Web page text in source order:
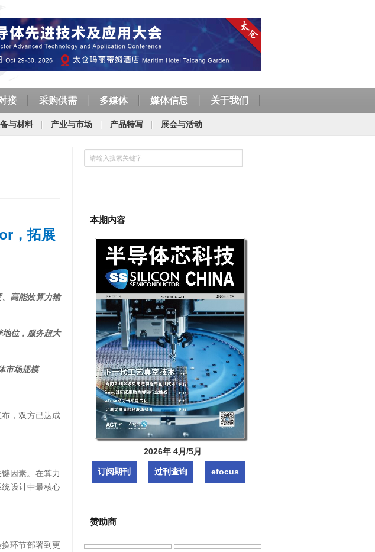
接 采购供需 多媒体 媒体信息 关于我们
与材料 产业与市场 产品特写 展会与活动
，拓展
高能效算力输
位，服务超大
市场规模
布，双方已达成
因素。在算力
设计中最核心
环节部署到更
本期内容
2026年 4月/5月
订阅期刊 过刊查询 efocus
赞助商